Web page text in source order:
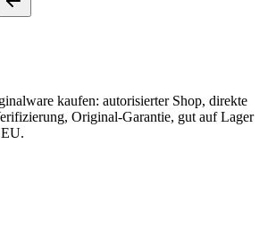
kaufen: autorisierter Shop, direkte
Original-Garantie, gut auf Lager